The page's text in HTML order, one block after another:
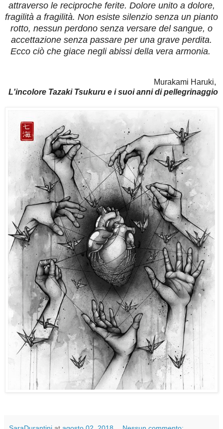
attraverso le reciproche ferite. Dolore unito a dolore,
fragilità a fragilità. Non esiste silenzio senza un pianto
rotto, nessun perdono senza versare del sangue, o
accettazione senza passare per una grave perdita.
Ecco ciò che giace negli abissi della vera armonia.
Murakami Haruki,
L'incolore Tazaki Tsukuru e i suoi anni di pellegrinaggio